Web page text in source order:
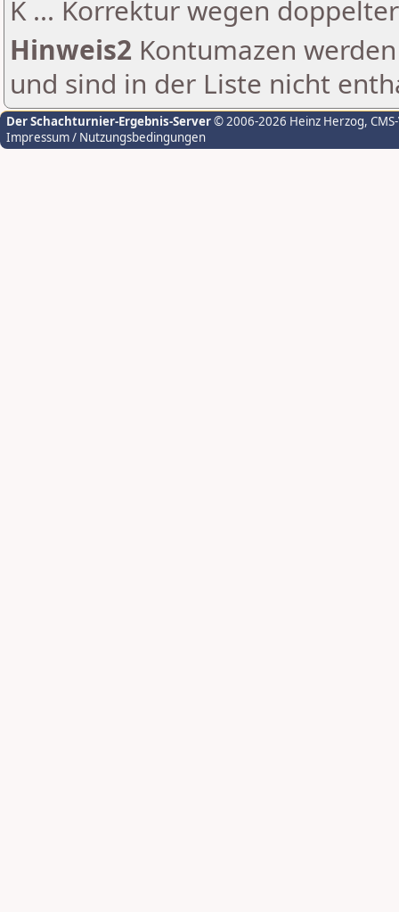
K ... Korrektur wegen
Hinweis2 Kontumazen
und sind in der Liste nicht
Der Schachturnier-Ergebnis-Server© 2006-2026 Heinz Herzog,
Impressum / Nutzungsbedingungen